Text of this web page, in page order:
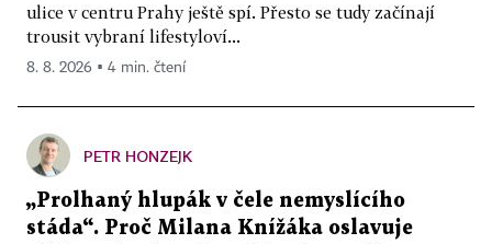
ulice v centru Prahy ještě spí. Přesto se tudy začínají
trousit vybraní lifestyloví...
8. 8. 2026 ▪ 4 min. čtení
PETR HONZEJK
„Prolhaný hlupák v čele nemyslícího
stáda“. Proč Milana Knížáka oslavuje